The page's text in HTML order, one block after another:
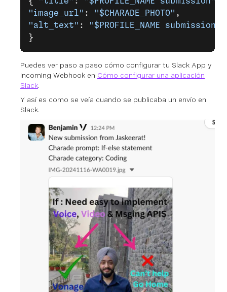
"image_url" : "﻿$CHARADE_PHOTO" ,
"alt_text" : "﻿$PROFILE_NAME﻿ submission"
}
Puedes ver paso a paso cómo configurar tu Slack App y
Incoming Webhook en Cómo configurar una aplicación
Slack.
Y así es como se veía cuando se publicaba un envío en
Slack.